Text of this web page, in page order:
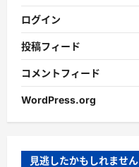
ログイン
投稿フィード
コメントフィード
WordPress.org
見逃したかもしれません